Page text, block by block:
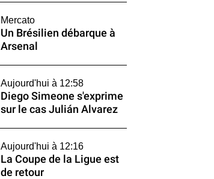
Mercato
Un Brésilien débarque à
Arsenal
Aujourd'hui à 12:58
Diego Simeone s'exprime
sur le cas Julián Alvarez
Aujourd'hui à 12:16
La Coupe de la Ligue est
de retour